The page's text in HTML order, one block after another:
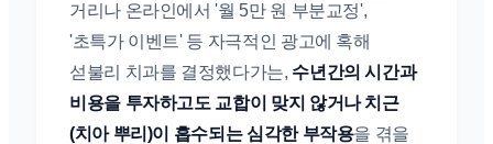
거리나 온라인에서 '월 5만 원 부분교정',
'초특가 이벤트' 등 자극적인 광고에 혹해
섣불리 치과를 결정했다가는, 수년간의 시간과
비용을 투자하고도 교합이 맞지 않거나 치근
(치아 뿌리)이 흡수되는 심각한 부작용을 겪을